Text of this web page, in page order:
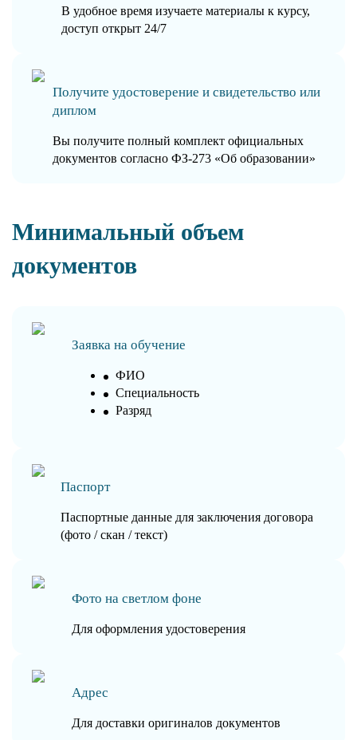
В удобное время изучаете материалы к курсу,
доступ открыт 24/7
Получите удостоверение и свидетельство или
диплом
Вы получите полный комплект официальных
документов согласно ФЗ-273 «Об образовании»
Минимальный объем
документов
Заявка на обучение
ФИО
Специальность
Разряд
Паспорт
Паспортные данные для заключения договора
(фото / скан / текст)
Фото на светлом фоне
Для оформления удостоверения
Адрес
Для доставки оригиналов документов